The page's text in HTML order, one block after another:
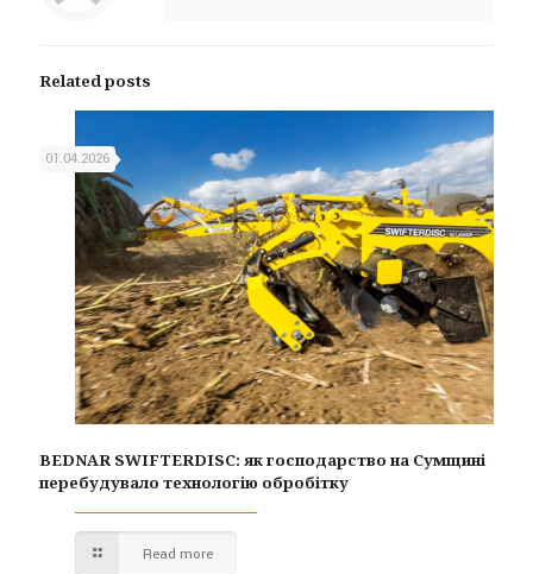
Related posts
01.04.2026
BEDNAR SWIFTERDISC: як господарство на Сумщині
перебудувало технологію обробітку
Read more